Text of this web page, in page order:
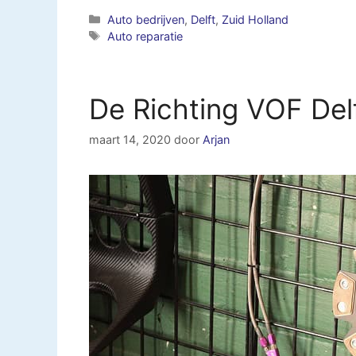
Categorieën
Auto bedrijven, Delft, Zuid Holland
Tags
Auto reparatie
De Richting VOF
maart 14, 2020 door Arjan